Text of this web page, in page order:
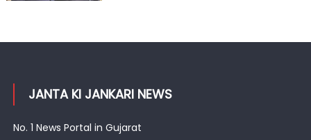
JANTA KI JANKARI NEWS
No. 1 News Portal in Gujarat